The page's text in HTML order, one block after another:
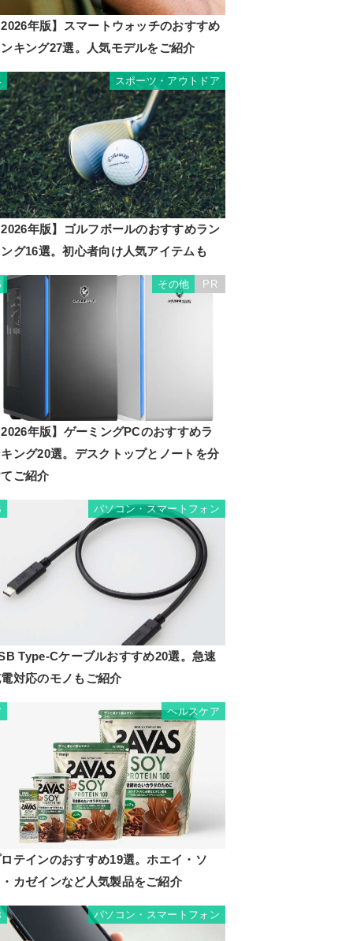
年版】スマートウォッチのおすすめ
キング27選。人気モデルをご紹介
スポーツ・アウトドア
年版】ゴルフボールのおすすめラン
グ16選。初心者向け人気アイテムも
その他 PR
年版】ゲーミングPCのおすすめラ
ング20選。デスクトップとノートを分
ご紹介
パソコン・スマートフォン
Type-Cケーブルおすすめ20選。急速
対応のモノもご紹介
ヘルスケア
テインのおすすめ19選。ホエイ・ソ
カゼインなど人気製品をご紹介
パソコン・スマートフォン